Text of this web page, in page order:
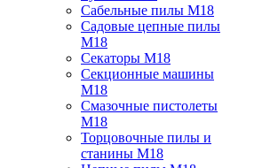
Сабельные пилы M18
Садовые цепные пилы
M18
Секаторы M18
Секционные машины
M18
Смазочные пистолеты
M18
Торцовочные пилы и
станины M18